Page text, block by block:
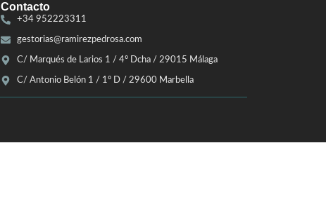
Contacto
+34 952223311
gestorias@ramirezpedrosa.com
C/ Marqués de Larios 1 / 4º Dcha / 29015 Málaga
C/ Antonio Belón 1 / 1º D / 29600 Marbella